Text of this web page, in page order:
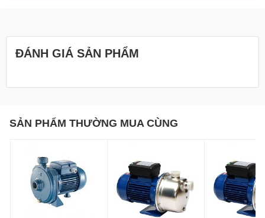
Độ cao đẩy ( m ) 10-26
Độ sâu hút ( m) 7
– Máy bơm ly tâm đầu inox Ewara CDXM 90/10
– Toàn bộ máy bơm bằng inox 304,có thể bơm được chất
lỏng có nhiệt độ đến 100
C..
ĐÁNH GIÁ SẢN PHẨM
SẢN PHẨM THƯỜNG MUA CÙNG